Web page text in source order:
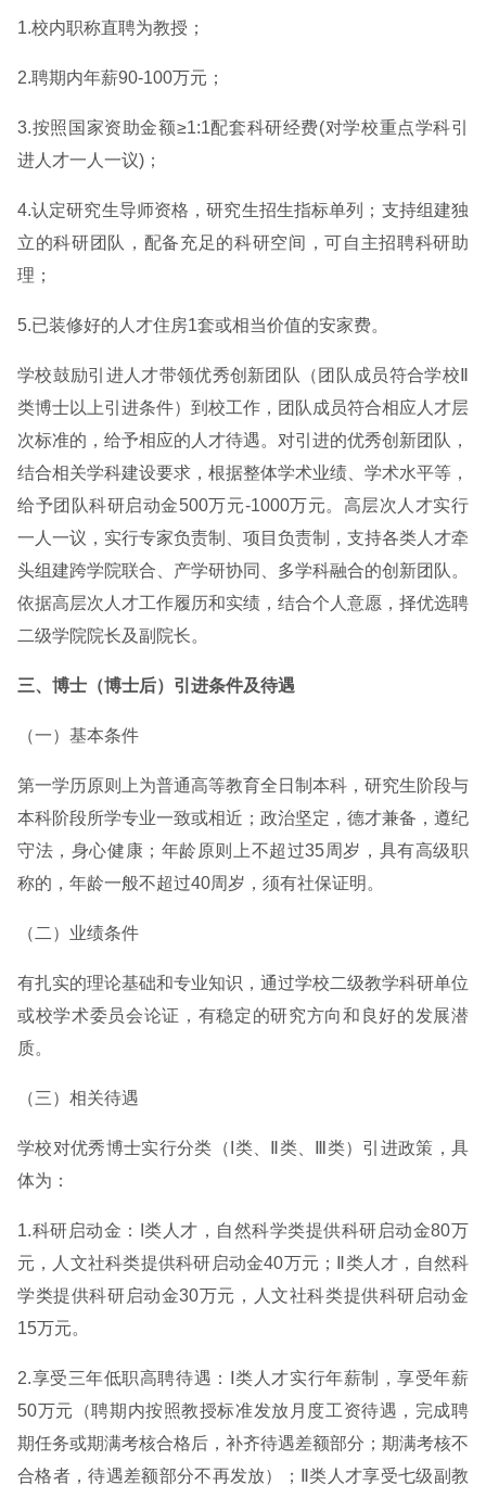
1.校内职称直聘为教授；
2.聘期内年薪90-100万元；
3.按照国家资助金额≥1:1配套科研经费(对学校重点学科引
进人才一人一议)；
4.认定研究生导师资格，研究生招生指标单列；支持组建独
立的科研团队，配备充足的科研空间，可自主招聘科研助
理；
5.已装修好的人才住房1套或相当价值的安家费。
学校鼓励引进人才带领优秀创新团队（团队成员符合学校Ⅱ
类博士以上引进条件）到校工作，团队成员符合相应人才层
次标准的，给予相应的人才待遇。对引进的优秀创新团队，
结合相关学科建设要求，根据整体学术业绩、学术水平等，
给予团队科研启动金500万元-1000万元。高层次人才实行
一人一议，实行专家负责制、项目负责制，支持各类人才牵
头组建跨学院联合、产学研协同、多学科融合的创新团队。
依据高层次人才工作履历和实绩，结合个人意愿，择优选聘
二级学院院长及副院长。
三、博士（博士后）引进条件及待遇
（一）基本条件
第一学历原则上为普通高等教育全日制本科，研究生阶段与
本科阶段所学专业一致或相近；政治坚定，德才兼备，遵纪
守法，身心健康；年龄原则上不超过35周岁，具有高级职
称的，年龄一般不超过40周岁，须有社保证明。
（二）业绩条件
有扎实的理论基础和专业知识，通过学校二级教学科研单位
或校学术委员会论证，有稳定的研究方向和良好的发展潜
质。
（三）相关待遇
学校对优秀博士实行分类（I类、Ⅱ类、Ⅲ类）引进政策，具
体为：
1.科研启动金：I类人才，自然科学类提供科研启动金80万
元，人文社科类提供科研启动金40万元；Ⅱ类人才，自然科
学类提供科研启动金30万元，人文社科类提供科研启动金
15万元。
2.享受三年低职高聘待遇：Ⅰ类人才实行年薪制，享受年薪
50万元（聘期内按照教授标准发放月度工资待遇，完成聘
期任务或期满考核合格后，补齐待遇差额部分；期满考核不
合格者，待遇差额部分不再发放）；Ⅱ类人才享受七级副教